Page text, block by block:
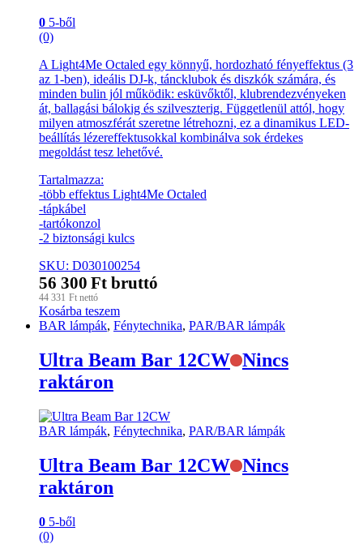
0 5-ből
(0)
A Light4Me Octaled egy könnyű, hordozható fényeffektus (3
az 1-ben), ideális DJ-k, táncklubok és diszkók számára, és
minden bulin jól működik: esküvőktől, klubrendezvényeken
át, ballagási bálokig és szilveszterig. Függetlenül attól, hogy
milyen atmoszférát szeretne létrehozni, ez a dinamikus LED-
beállítás lézereffektusokkal kombinálva sok érdekes
megoldást tesz lehetővé.
Tartalmazza:
-több effektus Light4Me Octaled
-tápkábel
-tartókonzol
-2 biztonsági kulcs
SKU: D030100254
56 300 Ft bruttó
44 331 Ft nettó
Kosárba teszem
BAR lámpák, Fénytechnika, PAR/BAR lámpák
Ultra Beam Bar 12CW Nincs
raktáron
BAR lámpák, Fénytechnika, PAR/BAR lámpák
Ultra Beam Bar 12CW Nincs
raktáron
0 5-ből
(0)